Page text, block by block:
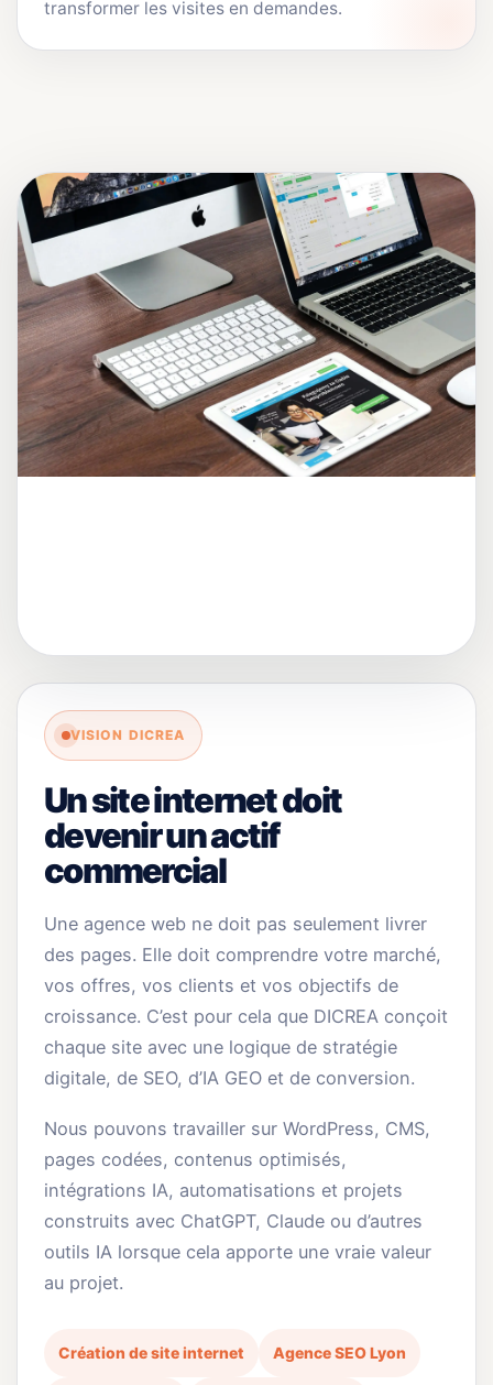
transformer les visites en demandes.
VISION DICREA
Un site internet doit
devenir un actif
commercial
Une agence web ne doit pas seulement livrer
des pages. Elle doit comprendre votre marché,
vos offres, vos clients et vos objectifs de
croissance. C’est pour cela que DICREA conçoit
chaque site avec une logique de stratégie
digitale, de SEO, d’IA GEO et de conversion.
Nous pouvons travailler sur WordPress, CMS,
pages codées, contenus optimisés,
intégrations IA, automatisations et projets
construits avec ChatGPT, Claude ou d’autres
outils IA lorsque cela apporte une vraie valeur
au projet.
Création de site internet Agence SEO Lyon